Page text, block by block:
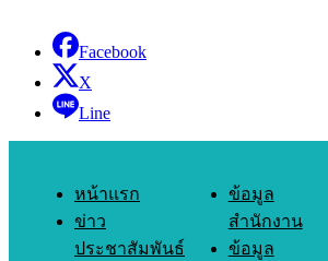
Facebook
X
Line
หน้าแรก
ข่าว
ประชาสัมพันธ์
ข้อมูล
สำนักงาน
ข้อมูล